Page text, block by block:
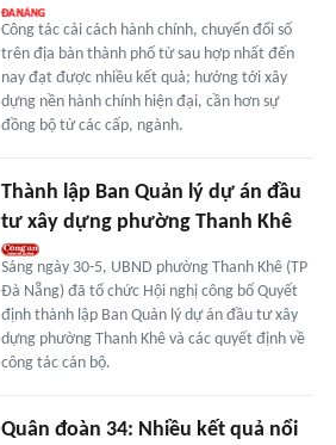
Công tác cải cách hành chính, chuyển đổi số
trên địa bàn thành phố từ sau hợp nhất đến
nay đạt được nhiều kết quả; hướng tới xây
dựng nền hành chính hiện đại, cần hơn sự
đồng bộ từ các cấp, ngành.
Thành lập Ban Quản lý dự án đầu
tư xây dựng phường Thanh Khê
Sáng ngày 30-5, UBND phường Thanh Khê (TP
Đà Nẵng) đã tổ chức Hội nghị công bố Quyết
định thành lập Ban Quản lý dự án đầu tư xây
dựng phường Thanh Khê và các quyết định về
công tác cán bộ.
Quân đoàn 34: Nhiều kết quả nổi